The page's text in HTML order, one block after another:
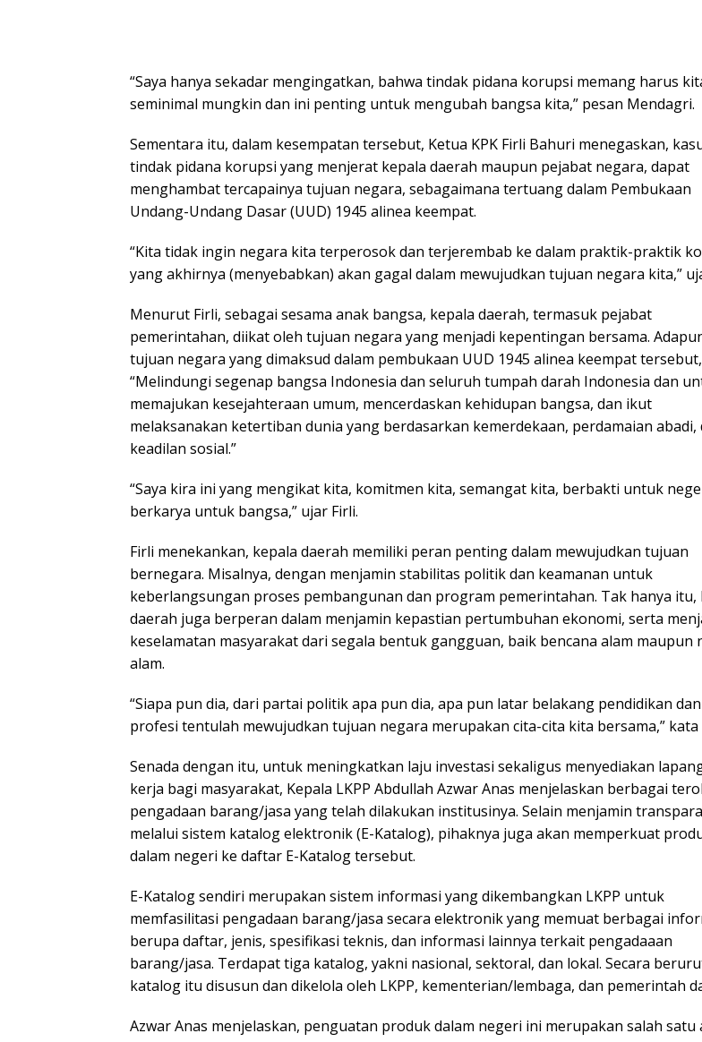
“Saya hanya sekadar mengingatkan, bahwa tindak pidana korupsi memang harus
seminimal mungkin dan ini penting untuk mengubah bangsa kita,” pesan Mendagri.
Sementara itu, dalam kesempatan tersebut, Ketua KPK Firli Bahuri menegaskan,
tindak pidana korupsi yang menjerat kepala daerah maupun pejabat negara, dapat
menghambat tercapainya tujuan negara, sebagaimana tertuang dalam Pembukaan
Undang-Undang Dasar (UUD) 1945 alinea keempat.
“Kita tidak ingin negara kita terperosok dan terjerembab ke dalam praktik-praktik
yang akhirnya (menyebabkan) akan gagal dalam mewujudkan tujuan negara kita,”
Menurut Firli, sebagai sesama anak bangsa, kepala daerah, termasuk pejabat
pemerintahan, diikat oleh tujuan negara yang menjadi kepentingan bersama.
tujuan negara yang dimaksud dalam pembukaan UUD 1945 alinea keempat
“Melindungi segenap bangsa Indonesia dan seluruh tumpah darah Indonesia dan
memajukan kesejahteraan umum, mencerdaskan kehidupan bangsa, dan ikut
melaksanakan ketertiban dunia yang berdasarkan kemerdekaan, perdamaian abadi,
keadilan sosial.”
“Saya kira ini yang mengikat kita, komitmen kita, semangat kita, berbakti untuk
berkarya untuk bangsa,” ujar Firli.
Firli menekankan, kepala daerah memiliki peran penting dalam mewujudkan tujuan
bernegara. Misalnya, dengan menjamin stabilitas politik dan keamanan untuk
keberlangsungan proses pembangunan dan program pemerintahan. Tak hanya itu,
daerah juga berperan dalam menjamin kepastian pertumbuhan ekonomi, serta
keselamatan masyarakat dari segala bentuk gangguan, baik bencana alam maupun
alam.
“Siapa pun dia, dari partai politik apa pun dia, apa pun latar belakang pendidikan dan
profesi tentulah mewujudkan tujuan negara merupakan cita-cita kita bersama,” kata
Senada dengan itu, untuk meningkatkan laju investasi sekaligus menyediakan
kerja bagi masyarakat, Kepala LKPP Abdullah Azwar Anas menjelaskan berbagai
pengadaan barang/jasa yang telah dilakukan institusinya. Selain menjamin
melalui sistem katalog elektronik (E-Katalog), pihaknya juga akan memperkuat
dalam negeri ke daftar E-Katalog tersebut.
E-Katalog sendiri merupakan sistem informasi yang dikembangkan LKPP untuk
memfasilitasi pengadaan barang/jasa secara elektronik yang memuat berbagai
berupa daftar, jenis, spesifikasi teknis, dan informasi lainnya terkait pengadaaan
barang/jasa. Terdapat tiga katalog, yakni nasional, sektoral, dan lokal. Secara
katalog itu disusun dan dikelola oleh LKPP, kementerian/lembaga, dan pemerintah
Azwar Anas menjelaskan, penguatan produk dalam negeri ini merupakan salah satu